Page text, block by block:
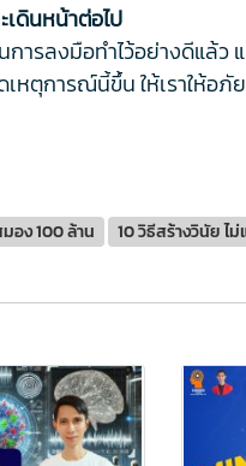
เดินหน้าต่อไป
การลงมือทำไว้อย่างดีแล้
เหตุการณ์นี้ขึ้น ให้เราให้อ
อง 100 ล้าน 10 วิธีสร้างวินัย ไ